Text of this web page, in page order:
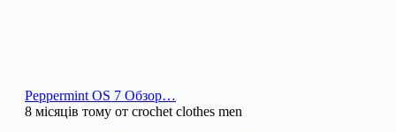
Peppermint OS 7 Обзор…
8 місяців тому от crochet clothes men